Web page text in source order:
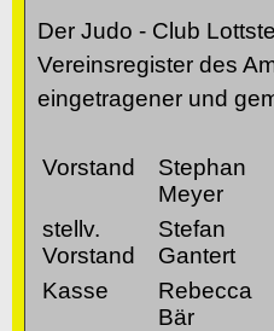
Der Judo - Club
Vereinsregister des
eingetragener und
Vorstand
Stephan
Meyer
stellv.
Vorstand
Stefan
Gantert
Kasse
Rebecca
Bär